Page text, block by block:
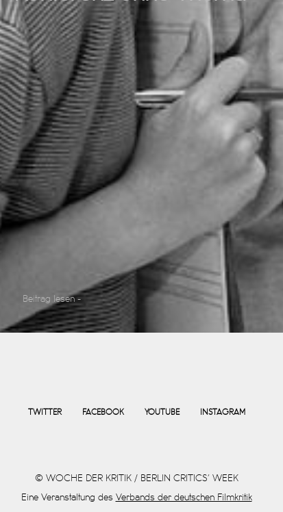
Beitrag lesen -
TWITTER FACEBOOK YOUTUBE INSTAGRAM
© WOCHE DER KRITIK / BERLIN CRITICS’ WEEK
Eine Veranstaltung des Verbands der deutschen Filmkritik